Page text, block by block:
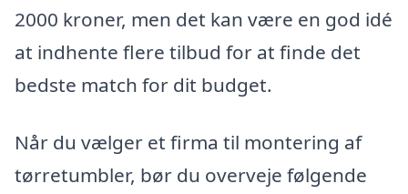
2000 kroner, men det kan være en god idé
at indhente flere tilbud for at finde det
bedste match for dit budget.
Når du vælger et firma til montering af
tørretumbler, bør du overveje følgende